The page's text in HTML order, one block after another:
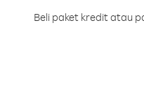
Beli paket kredit atau